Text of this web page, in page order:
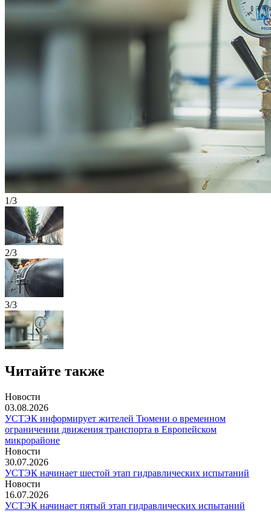
1/3
2/3
3/3
Читайте также
Новости
03.08.2026
УСТЭК информирует жителей Тюмени о временном
ограничении движения транспорта в Европейском
микрорайоне
Новости
30.07.2026
УСТЭК начинает шестой этап гидравлических испытаний
Новости
16.07.2026
УСТЭК начинает пятый этап гидравлических испытаний